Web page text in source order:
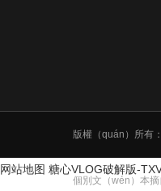
版權（quán）所有
個別文（wén）
网站地图 糖心VLOG破解版-